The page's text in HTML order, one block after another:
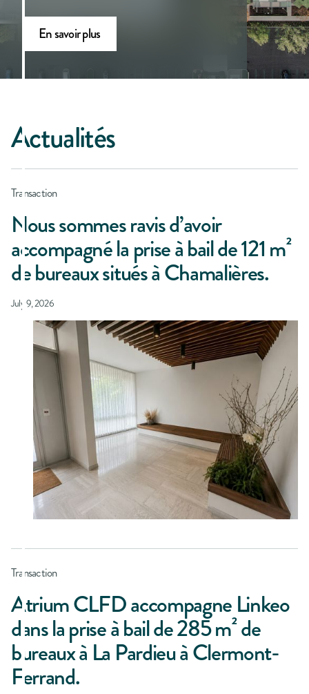
En savoir plus
Actualités
Transaction
Nous sommes ravis d’avoir
accompagné la prise à bail de 121 m²
de bureaux situés à Chamalières.
July 9, 2026
Transaction
Atrium CLFD accompagne Linkeo
dans la prise à bail de 285 m² de
bureaux à La Pardieu à Clermont-
Ferrand.